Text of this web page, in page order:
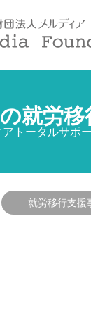
就労
アトータルサポ
就労移行支援